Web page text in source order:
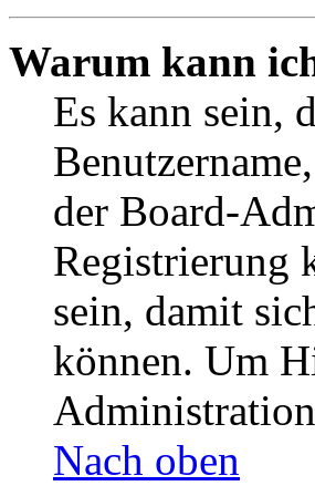
Warum kann
Es kann sein,
der Board-
Registrierung
sein, damit
können. Um
Nach oben